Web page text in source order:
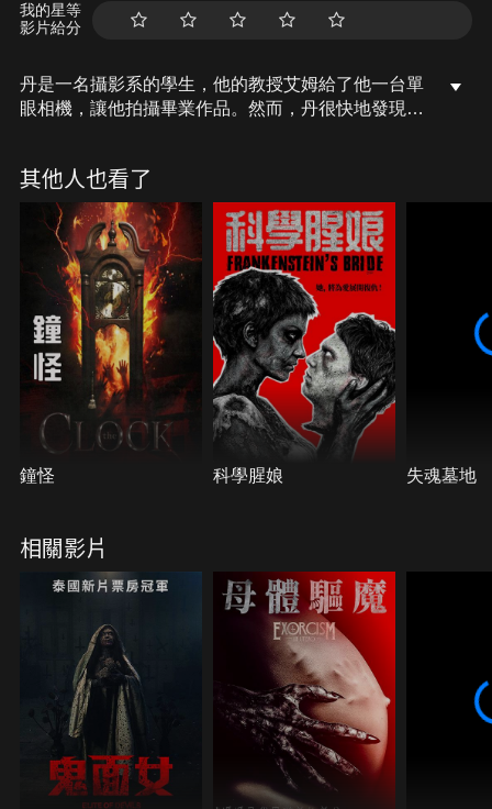
我的星等
影片給分
丹是一名攝影系的學生，他的教授艾姆給了他一台單
眼相機，讓他拍攝畢業作品。然而，丹很快地發現這
其他人也看了
鐘怪 科學腥娘 失魂墓地
相關影片